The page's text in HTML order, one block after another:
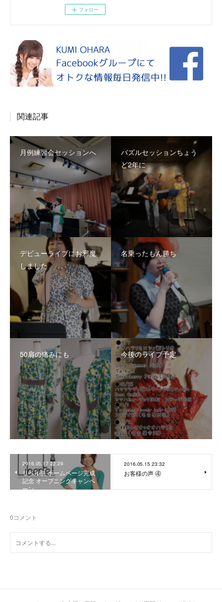
フォロー
関連記事
月例練習会セッションへ
バズルセッションちょう
ど2年に
デビューライブにお邪魔
しました
名乗ったもん勝ち
50肩の痛みにも 今後のライブ予定
2016.05.17 22:29
リベルテ ホームページ完成
記念 オープニングキャンペ
ーン
2016.05.15 23:32
お客様の声 ④
0コメント